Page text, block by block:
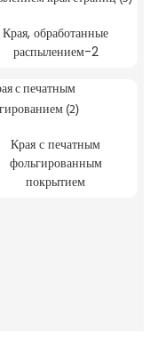
Края, обработанные
распылением-2
Края с печатным
фольгированным
покрытием